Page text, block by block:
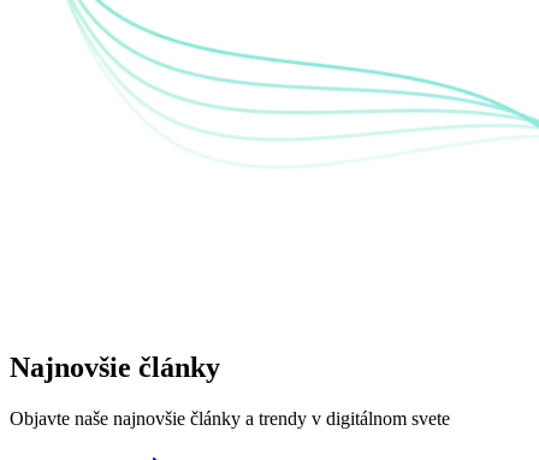
Najnovšie články
Objavte naše najnovšie články a trendy v digitálnom svete